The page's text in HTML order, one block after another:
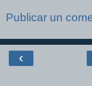
Publicar un
‹